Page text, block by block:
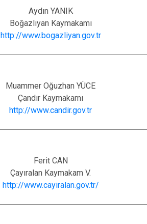
Aydın YANIK
Boğazlıyan Kaymakamı
http://www.bogazliyan.gov.tr
Muammer Oğuzhan YÜCE
Çandır Kaymakamı
http://www.candir.gov.tr
Ferit CAN
Çayıralan Kaymakam V.
http://www.cayiralan.gov.tr/